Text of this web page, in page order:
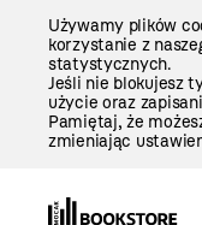
Używamy plików
korzystanie z
statystycznych.
Jeśli nie blokujesz
użycie oraz
Pamiętaj, że
zmieniając